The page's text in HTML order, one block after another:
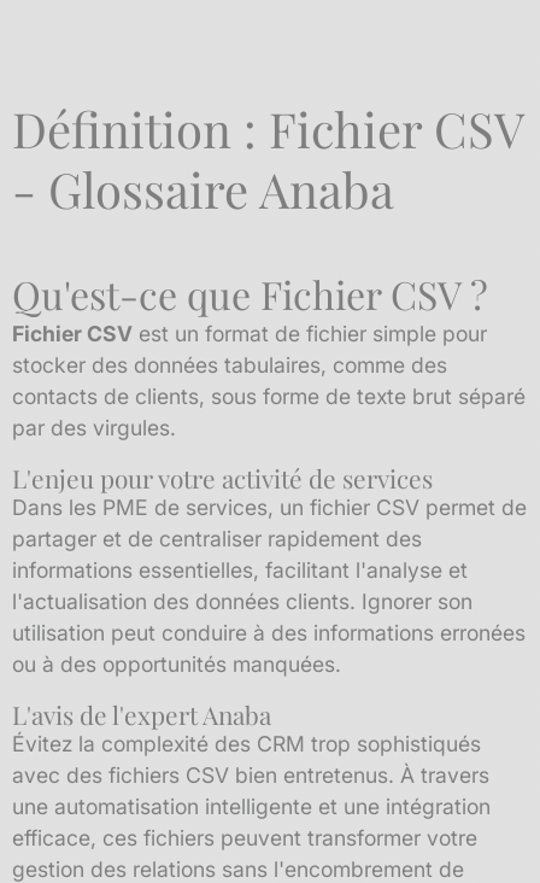
Définition : Fichier CSV
- Glossaire Anaba
Qu'est-ce que Fichier CSV ?
Fichier CSV est un format de fichier simple pour
stocker des données tabulaires, comme des
contacts de clients, sous forme de texte brut séparé
par des virgules.
L'enjeu pour votre activité de services
Dans les PME de services, un fichier CSV permet de
partager et de centraliser rapidement des
informations essentielles, facilitant l'analyse et
l'actualisation des données clients. Ignorer son
utilisation peut conduire à des informations erronées
ou à des opportunités manquées.
L'avis de l'expert Anaba
Évitez la complexité des CRM trop sophistiqués
avec des fichiers CSV bien entretenus. À travers
une automatisation intelligente et une intégration
efficace, ces fichiers peuvent transformer votre
gestion des relations sans l'encombrement de